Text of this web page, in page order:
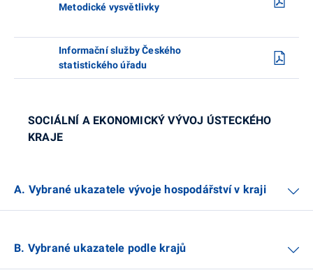
Metodické vysvětlivky
Informační služby Českého
statistického úřadu
SOCIÁLNÍ A EKONOMICKÝ VÝVOJ ÚSTECKÉHO
KRAJE
A. Vybrané ukazatele vývoje hospodářství v kraji
B. Vybrané ukazatele podle krajů